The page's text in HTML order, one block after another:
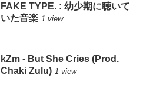
FAKE TYPE. : 幼少期に聴いて
いた音楽 1 view
kZm - But She Cries (Prod.
Chaki Zulu) 1 view